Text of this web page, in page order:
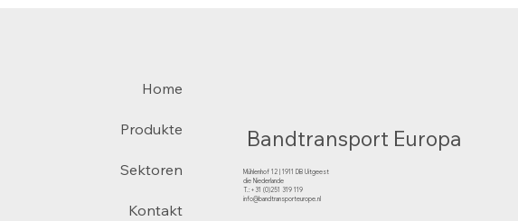
Bandtransport Europa
Mühlenhof 12 | 1911 DB Uitgeest
die Niederlande
T.:+31 (0)251 319 119
info@bandtransporteurope.nl
Home
Produkte
Sektoren
Kontakt